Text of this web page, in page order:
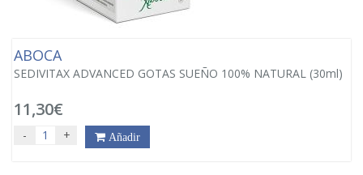
ABOCA
SEDIVITAX ADVANCED GOTAS SUEÑO 100% NATURAL (30ml)
11,30€
- + Añadir